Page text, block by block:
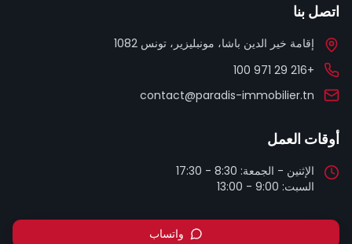
اتصل بنا
إقامة خير الدين باشا، مونبليزير، تونس 1082
+216 29 971 100
contact@paradis-immobilier.tn
أوقات العمل
السبت: 9:00 - 13:00
واتساب